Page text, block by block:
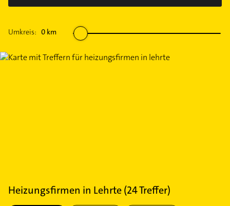
Umkreis: 0 km
Heizungsfirmen in Lehrte(24Treffer)